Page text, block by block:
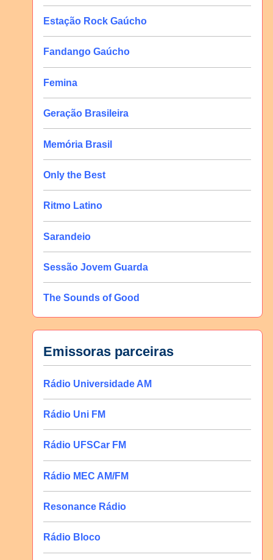
Estação Rock Gaúcho
Fandango Gaúcho
Femina
Geração Brasileira
Memória Brasil
Only the Best
Ritmo Latino
Sarandeio
Sessão Jovem Guarda
The Sounds of Good
Emissoras parceiras
Rádio Universidade AM
Rádio Uni FM
Rádio UFSCar FM
Rádio MEC AM/FM
Resonance Rádio
Rádio Bloco